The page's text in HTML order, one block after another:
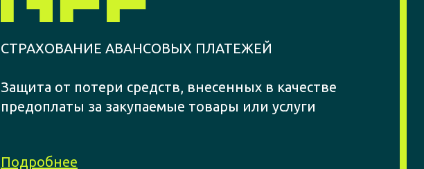
СТРАХОВАНИЕ АВАНСОВЫХ ПЛАТЕЖЕЙ
Защита от потери средств, внесенных в качестве
предоплаты за закупаемые товары или услуги
Подробнее